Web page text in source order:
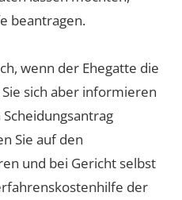
beantragen.
wenn der Ehegatte die
sich aber informieren
Sie auf den
und bei Gericht selbst
der